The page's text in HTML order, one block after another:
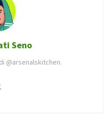
Seno
@arsenalskitchen.